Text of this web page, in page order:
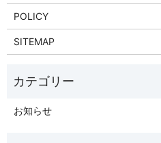
POLICY
SITEMAP
お知らせ